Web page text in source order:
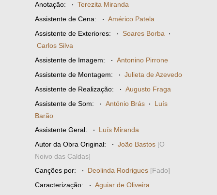
Anotação: · Terezita Miranda
Assistente de Cena: · Américo Patela
Assistente de Exteriores: · Soares Borba ·
Carlos Silva
Assistente de Imagem: · Antonino Pirrone
Assistente de Montagem: · Julieta de Azevedo
Assistente de Realização: · Augusto Fraga
Assistente de Som: · António Brás · Luís
Barão
Assistente Geral: · Luís Miranda
Autor da Obra Original: · João Bastos [O
Noivo das Caldas]
Canções por: · Deolinda Rodrigues [Fado]
Caracterização: · Aguiar de Oliveira